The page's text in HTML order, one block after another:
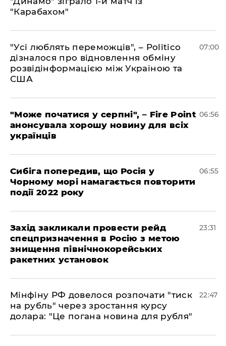
"Карабахом"
"Усі люблять переможців", – Politico
дізналося про відновлення обміну
розвідінформацією між Україною та
США
07:00
"Може початися у серпні", – Fire Point
анонсувала хорошу новину для всіх
українців
06:56
Сибіга попередив, що Росія у
Чорному морі намагається повторити
події 2022 року
06:55
​Захід закликали провести рейд
спецпризначення в Росію з метою
знищення північнокорейських
ракетних установок
23:31
​Мінфіну РФ довелося розпочати "тиск
на рубль" через зростання курсу
долара: "Це погана новина для рубля"
22:47